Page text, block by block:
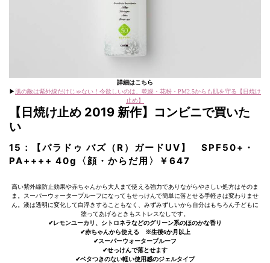
詳細はこちら
▶︎ 肌の敵は紫外線だけじゃない！今欲しいのは、乾燥・花粉・PM2.5からも肌を守る【日焼け
止め】
【日焼け止め 2019 新作】コンビニで買いた
い
15：【パラドゥ バズ（R）ガードUV】 SPF50+・
PA++++ 40g〈顔・からだ用〉￥647
高い紫外線防止効果や赤ちゃんから大人まで使える強力でありながらやさしい処方はそのま
ま。スーパーウォータープルーフになってもせっけんで簡単に落とせる手軽さは変わりませ
ん。液は透明に変化して白浮きすることもなく、みずみずしいから自分はもちろん子どもに
塗ってあげるときもストレスなしです。
✔︎レモンユーカリ、シトロネラなどのグリーン系のほのかな香り
✔︎赤ちゃんから使える ※生後6か月以上
✔︎スーパーウォータープルーフ
✔︎せっけんで落とせます
✔︎ベタつきのない軽い使用感のジェルタイプ